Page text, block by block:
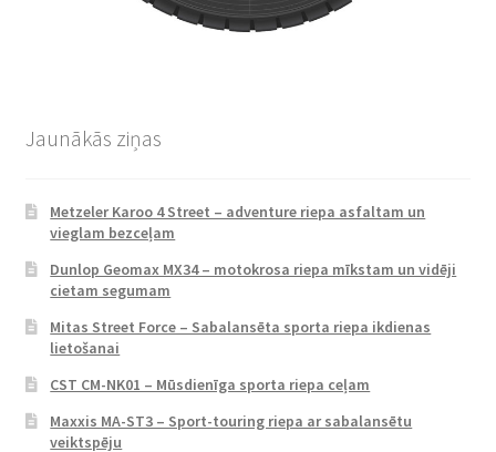
Jaunākās ziņas
Metzeler Karoo 4 Street – adventure riepa asfaltam un
vieglam bezceļam
Dunlop Geomax MX34 – motokrosa riepa mīkstam un vidēji
cietam segumam
Mitas Street Force – Sabalansēta sporta riepa ikdienas
lietošanai
CST CM-NK01 – Mūsdienīga sporta riepa ceļam
Maxxis MA-ST3 – Sport-touring riepa ar sabalansētu
veiktspēju